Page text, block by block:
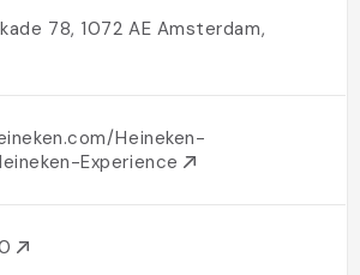
78, 1072 AE Amsterdam,
Heineken-
Experience